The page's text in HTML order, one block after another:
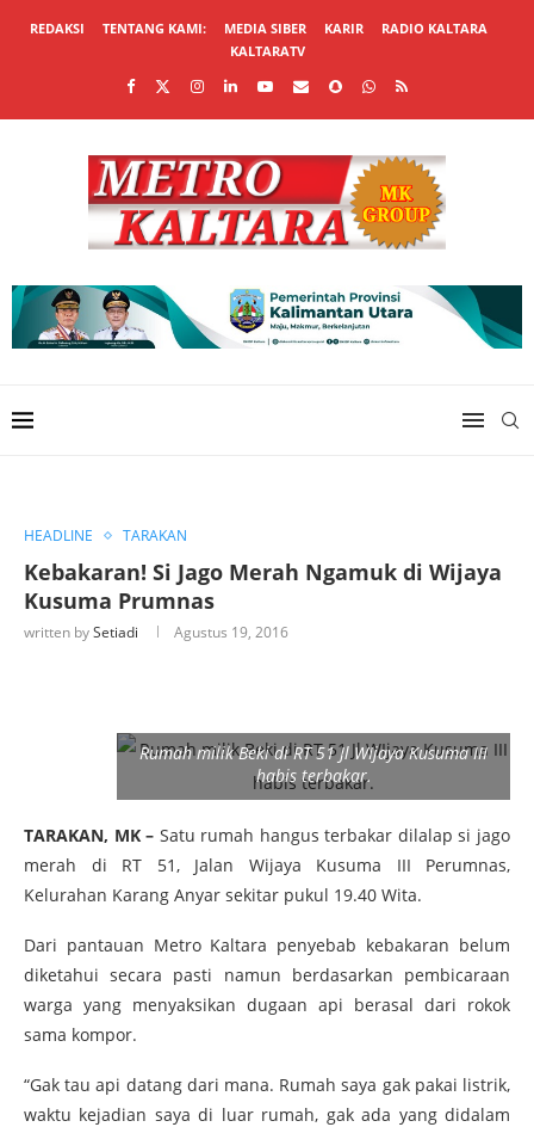
REDAKSI TENTANG KAMI: MEDIA SIBER KARIR
RADIO KALTARA
KALTARATV
HEADLINE TARAKAN
Kebakaran! Si Jago Merah Ngamuk di Wijaya
Kusuma Prumnas
written bySetiadi Agustus 19, 2016
Rumah milik Beki di RT 51 Jl WIjaya Kusuma III
habis terbakar.
TARAKAN, MK – Satu rumah hangus terbakar dilalap si jago
merah di RT 51, Jalan Wijaya Kusuma III Perumnas,
Kelurahan Karang Anyar sekitar pukul 19.40 Wita.
Dari pantauan Metro Kaltara penyebab kebakaran belum
diketahui secara pasti namun berdasarkan pembicaraan
warga yang menyaksikan dugaan api berasal dari rokok
sama kompor.
“Gak tau api datang dari mana. Rumah saya gak pakai listrik,
waktu kejadian saya di luar rumah, gak ada yang didalam